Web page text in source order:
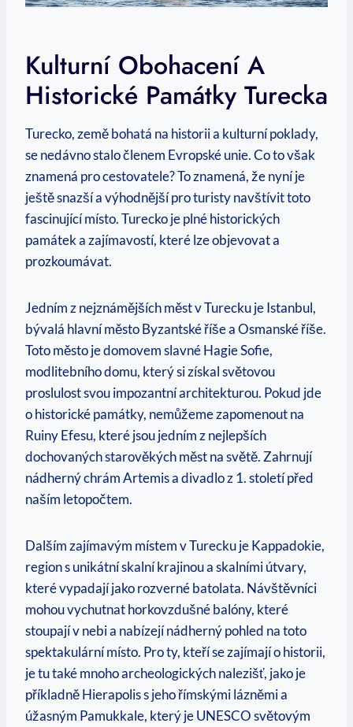
Kulturní Obohacení A
Historické Památky Turecka
Turecko, země bohatá na historii a kulturní poklady,
se nedávno stalo členem Evropské unie. Co to však
znamená pro cestovatele? To znamená, že nyní je
ještě snazší a výhodnější pro turisty navštívit toto
fascinující místo. Turecko je plné historických
památek a zajímavostí, které lze objevovat a
prozkoumávat.
Jedním z nejznámějších měst v Turecku je Istanbul,
bývalá hlavní město Byzantské říše a Osmanské říše.
Toto město je domovem slavné Hagie Sofie,
modlitebního domu, který si získal světovou
proslulost svou impozantní architekturou. Pokud jde
o historické památky, nemůžeme zapomenout na
Ruiny Efesu, které jsou jedním z nejlepších
dochovaných starověkých měst na světě. Zahrnují
nádherný chrám Artemis a divadlo z 1. století před
naším letopočtem.
Dalším zajímavým místem v Turecku je Kappadokie,
region s unikátní skalní krajinou a skalními útvary,
které vypadají jako rozverné batolata. Návštěvníci
mohou vychutnat horkovzdušné balóny, které
stoupají v nebi a nabízejí nádherný pohled na toto
spektakulární místo. Pro ty, kteří se zajímají o historii,
je tu také mnoho archeologických nalezišť, jako je
příkladně Hierapolis s jeho římskými lázněmi a
úžasným Pamukkale, který je UNESCO světovým